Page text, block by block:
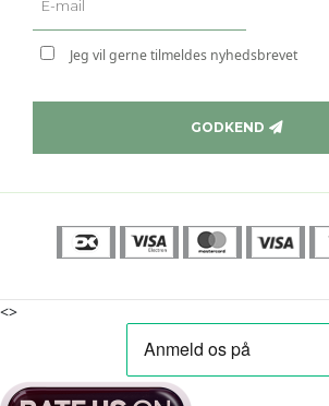
Jeg vil gerne tilmeldes nyhedsbrevet
GODKEND
<>